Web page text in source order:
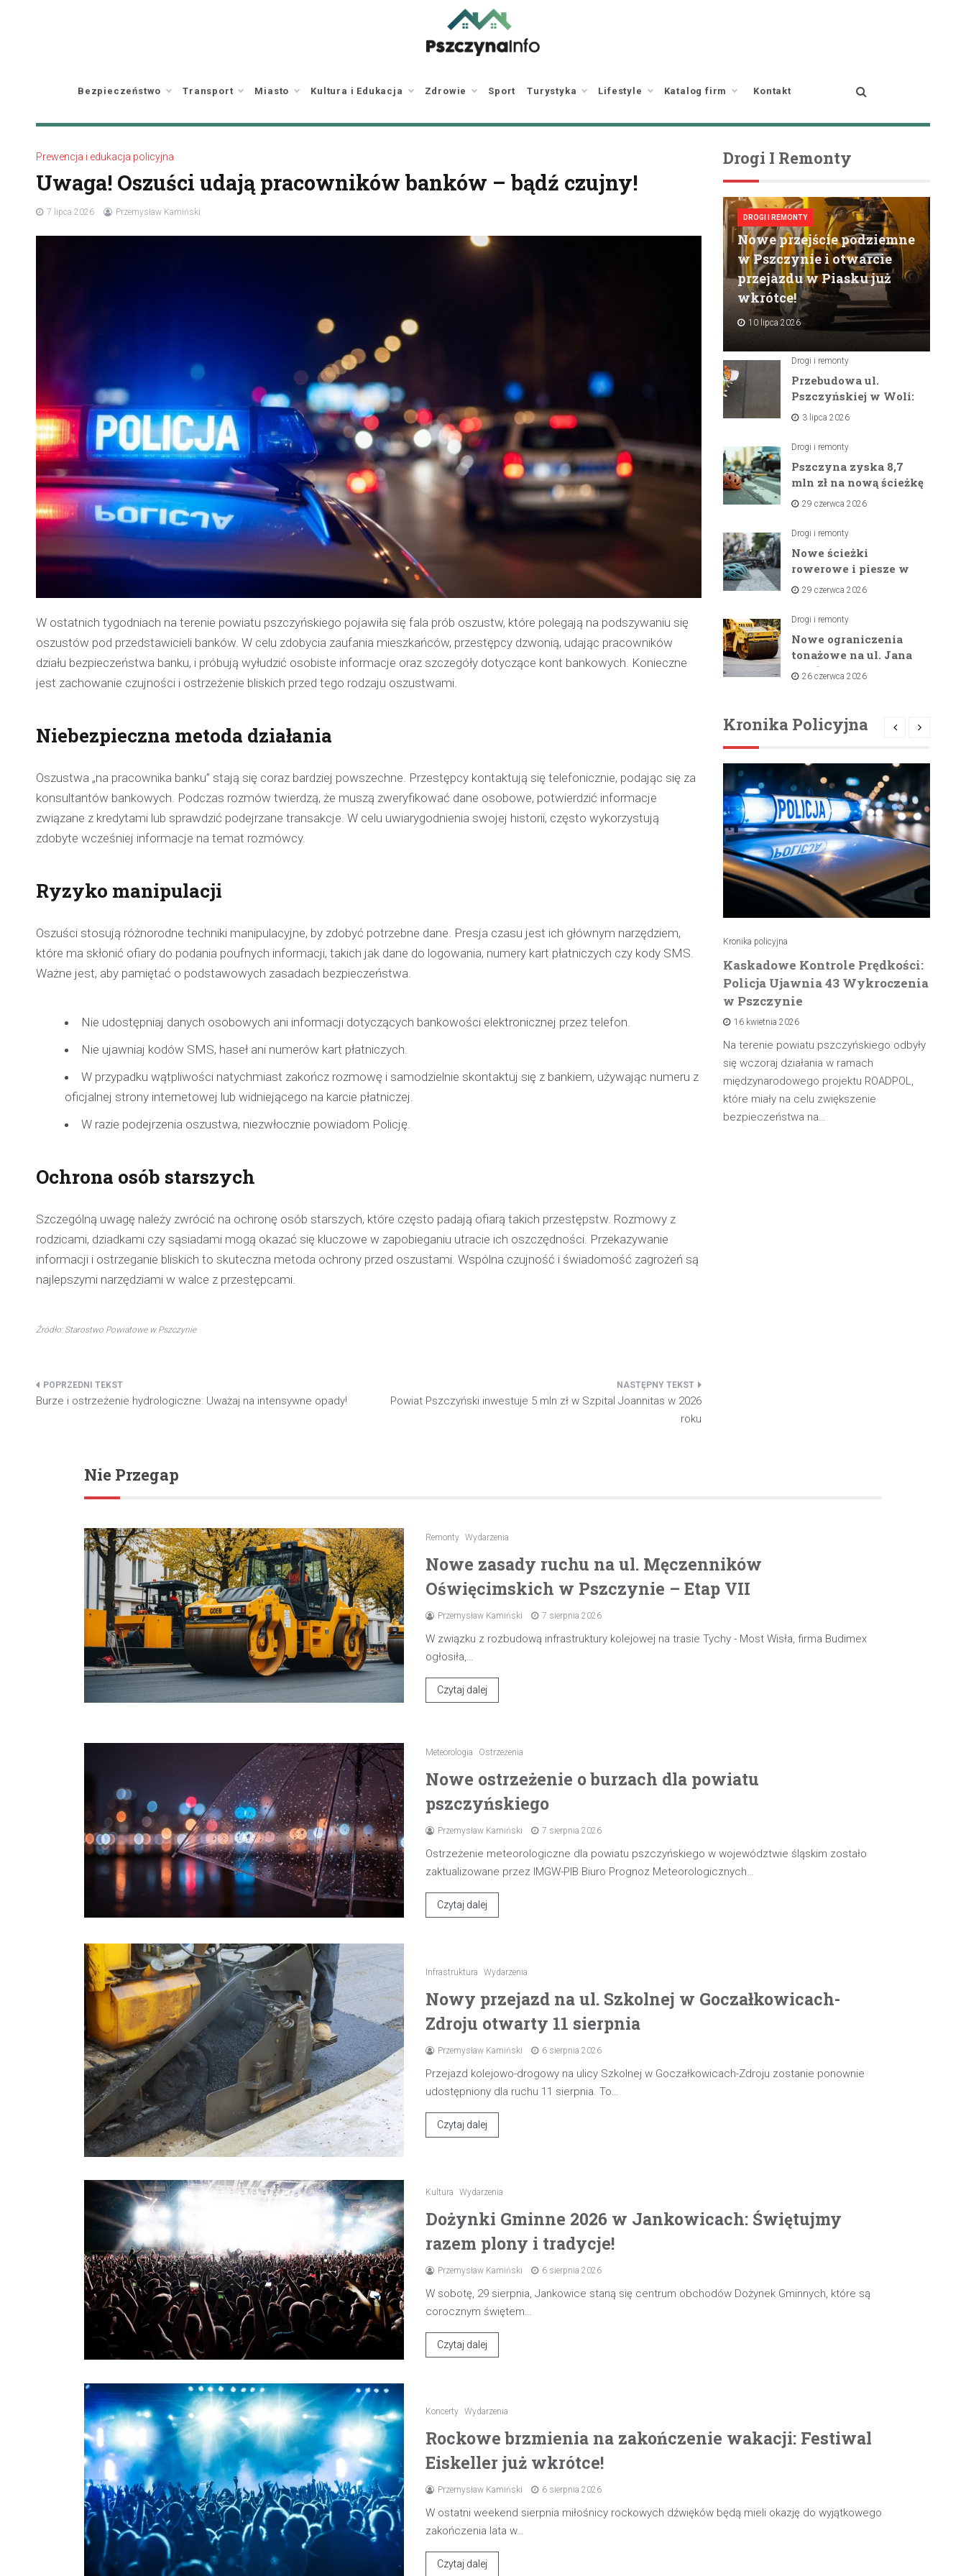
Bezpieczeństwo Transport Miasto Kultura i Edukacja Zdrowie Sport Turystyka Lifestyle Katalog firm Kontakt
Prewencja i edukacja policyjna
Uwaga! Oszuści udają pracowników banków – bądź czujny!
7 lipca 2026 Przemysław Kamiński
W ostatnich tygodniach na terenie powiatu pszczyńskiego pojawiła się fala prób oszustw, które polegają na podszywaniu się
oszustów pod przedstawicieli banków. W celu zdobycia zaufania mieszkańców, przestępcy dzwonią, udając pracowników
działu bezpieczeństwa banku, i próbują wyłudzić osobiste informacje oraz szczegóły dotyczące kont bankowych. Konieczne
jest zachowanie czujności i ostrzeżenie bliskich przed tego rodzaju oszustwami.
Niebezpieczna metoda działania
Oszustwa „na pracownika banku” stają się coraz bardziej powszechne. Przestępcy kontaktują się telefonicznie, podając się za
konsultantów bankowych. Podczas rozmów twierdzą, że muszą zweryfikować dane osobowe, potwierdzić informacje
związane z kredytami lub sprawdzić podejrzane transakcje. W celu uwiarygodnienia swojej historii, często wykorzystują
zdobyte wcześniej informacje na temat rozmówcy.
Ryzyko manipulacji
Oszuści stosują różnorodne techniki manipulacyjne, by zdobyć potrzebne dane. Presja czasu jest ich głównym narzędziem,
które ma skłonić ofiary do podania poufnych informacji, takich jak dane do logowania, numery kart płatniczych czy kody SMS.
Ważne jest, aby pamiętać o podstawowych zasadach bezpieczeństwa.
Nie udostępniaj danych osobowych ani informacji dotyczących bankowości elektronicznej przez telefon.
Nie ujawniaj kodów SMS, haseł ani numerów kart płatniczych.
W przypadku wątpliwości natychmiast zakończ rozmowę i samodzielnie skontaktuj się z bankiem, używając numeru z
oficjalnej strony internetowej lub widniejącego na karcie płatniczej.
W razie podejrzenia oszustwa, niezwłocznie powiadom Policję.
Ochrona osób starszych
Szczególną uwagę należy zwrócić na ochronę osób starszych, które często padają ofiarą takich przestępstw. Rozmowy z
rodzicami, dziadkami czy sąsiadami mogą okazać się kluczowe w zapobieganiu utracie ich oszczędności. Przekazywanie
informacji i ostrzeganie bliskich to skuteczna metoda ochrony przed oszustami. Wspólna czujność i świadomość zagrożeń są
najlepszymi narzędziami w walce z przestępcami.
Źródło: Starostwo Powiatowe w Pszczynie
Nawigacja
Burze i ostrzeżenie hydrologiczne: Uważaj na intensywne opady!
Powiat Pszczyński inwestuje 5 mln zł w Szpital Joannitas w 2026
roku
Drogi I Remonty
DROGI I REMONTY
Nowe przejście podziemne
w Pszczynie i otwarcie
przejazdu w Piasku już
wkrótce!
10 lipca 2026
Drogi i remonty
Przebudowa ul.
Pszczyńskiej w Woli:
Wielka inwestycja
horyzoncie
3 lipca 2026
Drogi i remonty
Pszczyna zyska 8,7
mln zł na nową ścieżkę
rowerową między
29 czerwca 2026
Drogi i remonty
Nowe ścieżki
rowerowe i piesze w
gminach Suszec i
unijnemu wsparciu
29 czerwca 2026
Drogi i remonty
Nowe ograniczenia
tonażowe na ul. Jana
Pawła II i ul. Łącznej
26 czerwca 2026
Kronika Policyjna
Kronika policyjna
Policjant poza służbą zatrzymuje
W trakcie podróży drogą S1 prowadzącą
służbą, zauważył pojazd…
Kronika policyjna
Kaskadowe Kontrole Prędkości:
Policja Ujawnia 43 Wykroczenia
w Pszczynie
16 kwietnia 2026
Na terenie powiatu pszczyńskiego odbyły
się wczoraj działania w ramach
międzynarodowego projektu ROADPOL,
które miały na celu zwiększenie
bezpieczeństwa na…
Nie Przegap
Remonty Wydarzenia
Nowe zasady ruchu na ul. Męczenników
Oświęcimskich w Pszczynie – Etap VII
Przemysław Kamiński 7 sierpnia 2026
W związku z rozbudową infrastruktury kolejowej na trasie Tychy - Most Wisła, firma Budimex
ogłosiła,…
Czytaj dalej
Meteorologia Ostrzeżenia
Nowe ostrzeżenie o burzach dla powiatu
pszczyńskiego
Przemysław Kamiński 7 sierpnia 2026
Ostrzeżenie meteorologiczne dla powiatu pszczyńskiego w województwie śląskim zostało
zaktualizowane przez IMGW-PIB Biuro Prognoz Meteorologicznych…
Czytaj dalej
Infrastruktura Wydarzenia
Nowy przejazd na ul. Szkolnej w Goczałkowicach-
Zdroju otwarty 11 sierpnia
Przemysław Kamiński 6 sierpnia 2026
Przejazd kolejowo-drogowy na ulicy Szkolnej w Goczałkowicach-Zdroju zostanie ponownie
udostępniony dla ruchu 11 sierpnia. To…
Czytaj dalej
Kultura Wydarzenia
Dożynki Gminne 2026 w Jankowicach: Świętujmy
razem plony i tradycje!
Przemysław Kamiński 6 sierpnia 2026
W sobotę, 29 sierpnia, Jankowice staną się centrum obchodów Dożynek Gminnych, które są
corocznym świętem…
Czytaj dalej
Koncerty Wydarzenia
Rockowe brzmienia na zakończenie wakacji: Festiwal
Eiskeller już wkrótce!
Przemysław Kamiński 6 sierpnia 2026
W ostatni weekend sierpnia miłośnicy rockowych dźwięków będą mieli okazję do wyjątkowego
zakończenia lata w…
Czytaj dalej